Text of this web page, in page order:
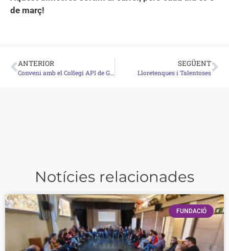
de març!
ANTERIOR
Conveni amb el Col·legi API de Girona
SEGÜENT
Lloretenques i Talentoses
Notícies relacionades
FUNDACIÓ